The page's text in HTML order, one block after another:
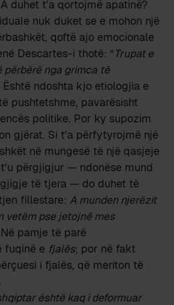
duhet t’a qortojmë apatinë?
nuk duket se e mohon një
qoftë ajo emocionale
Descartes-i thotë: “Trupat e
nga grimca të
Është ndoshta kjo etiologjia e
pushtetshme, pavarësisht
politike. Por ky supozim
gjërat. Si t’a përfytyrojmë një
në mungesë të një qasjeje
përgjigjur — ndonëse mund
të tjera — do duhet të
fillestare: A munden njerëzit
vetëm pse jetojnë mes
Në pamje të parë
fuqinë e fjalës; por në fakt
i fjalës, që meriton të
është kaq i deformuar